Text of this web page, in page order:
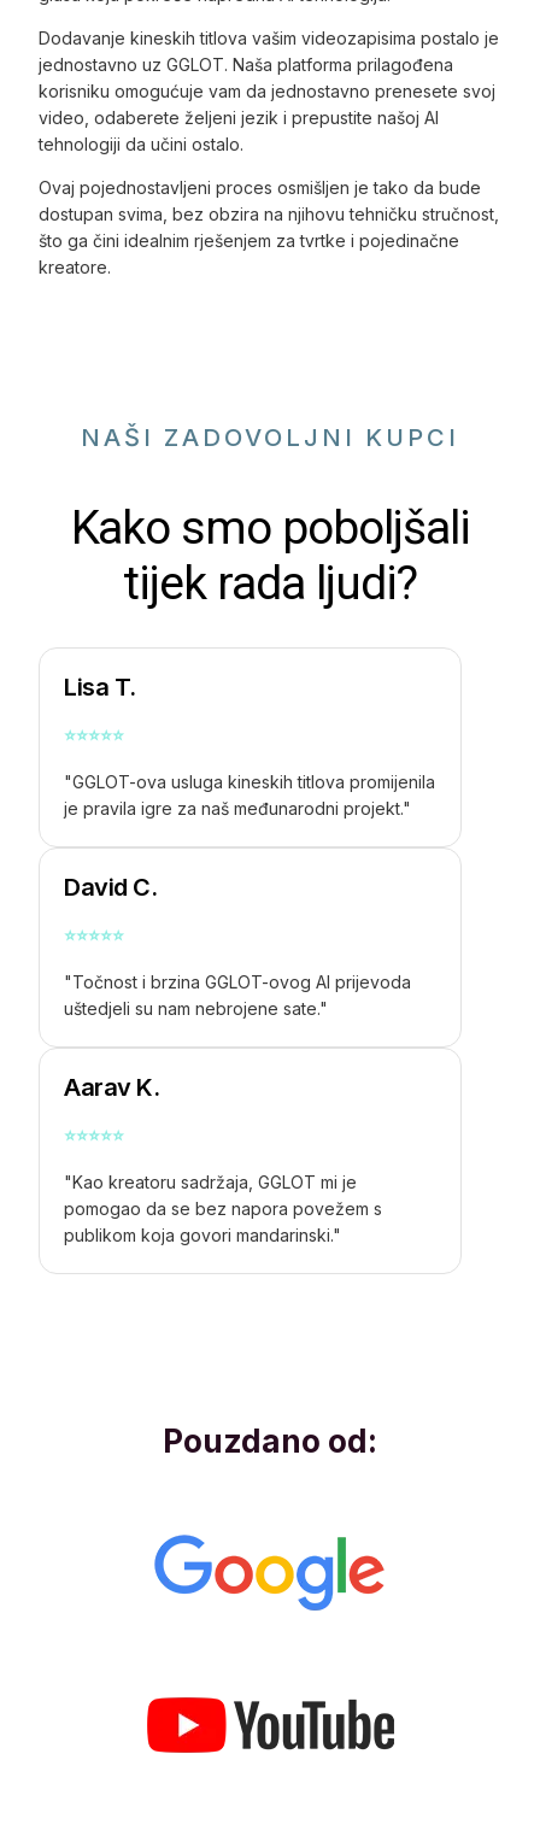
Dodavanje kineskih titlova vašim videozapisima postalo je
jednostavno uz GGLOT. Naša platforma prilagođena
korisniku omogućuje vam da jednostavno prenesete svoj
video, odaberete željeni jezik i prepustite našoj AI
tehnologiji da učini ostalo.
Ovaj pojednostavljeni proces osmišljen je tako da bude
dostupan svima, bez obzira na njihovu tehničku stručnost,
što ga čini idealnim rješenjem za tvrtke i pojedinačne
kreatore.
NAŠI ZADOVOLJNI KUPCI
Kako smo poboljšali
tijek rada ljudi?
Lisa T.
⭐⭐⭐⭐⭐
"GGLOT-ova usluga kineskih titlova promijenila
je pravila igre za naš međunarodni projekt."
David C.
⭐⭐⭐⭐⭐
"Točnost i brzina GGLOT-ovog AI prijevoda
uštedjeli su nam nebrojene sate."
Aarav K.
⭐⭐⭐⭐⭐
"Kao kreatoru sadržaja, GGLOT mi je
pomogao da se bez napora povežem s
publikom koja govori mandarinski."
Pouzdano od: